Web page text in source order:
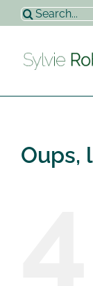
Passer
au
Rechercher:
Oups,